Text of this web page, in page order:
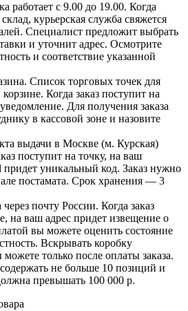
работает с 9.00 до 19.00. Когда
курьерская служба свяжется
Специалист предложит выбрать
и уточнит адрес. Осмотрите
и соответствие указанной
Список торговых точек для
Когда заказ поступит на
Для получения заказа
в кассовой зоне и назовите
выдачи в Москве (м. Курская)
поступит на точку, на ваш
придет уникальный код. Заказ нужно
постамата. Срок хранения — 3
почту России. Когда заказ
на ваш адрес придет извещение о
вы можете оценить состояние
Вскрывать коробку
только после оплаты заказа.
не больше 10 позиций и
превышать 100 000 р.